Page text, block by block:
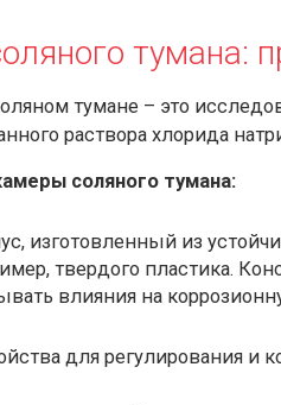
тумана:
тумане – это
раствора хлорида
соляного тумана:
изготовленный из
твердого пластика.
влияния на
для регулирования и